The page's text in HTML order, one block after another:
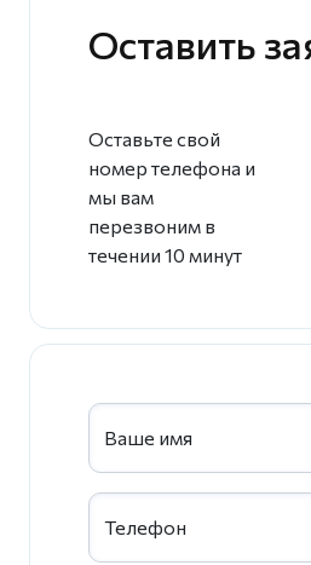
Оставить
Оставьте свой
номер телефона и
мы вам
перезвоним в
течении 10 минут
Ваше имя
Телефон